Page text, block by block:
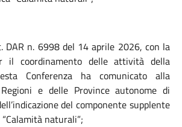
DAR n. 6998 del 14 aprile 2026, con la
il coordinamento delle attività della
Conferenza ha comunicato alla
e delle Province autonome di
del componente supplente
naturali”;